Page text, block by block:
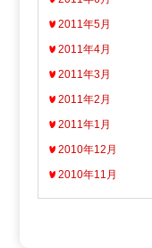
2011年5月
2011年4月
2011年3月
2011年2月
2011年1月
2010年12月
2010年11月